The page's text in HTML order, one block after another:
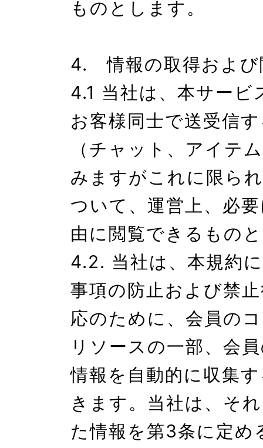
ものとします。
4.　情報の取得およ
4.1 当社は、本サービ
お客様同士で送受信
（チャット、アイテ
みますがこれに限ら
ついて、運営上、必
由に閲覧できるもの
4.2. 当社は、本規約
事項の防止および禁
応のために、会員の
リソースの一部、会
情報を自動的に収集
きます。当社は、そ
た情報を第3条に定め